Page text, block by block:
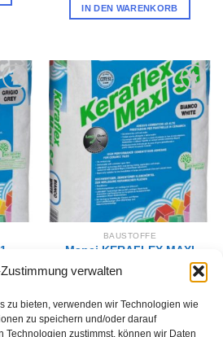
verwalten
zu bieten, verwenden wir Technologien wie
zu speichern und/oder darauf
Technologien zustimmst, können wir Daten
IN DEN WARENKORB
Zur
Wunschliste
hinzufügen
BAUSTOFFE
Mapei KERAFLEX MAXI
S1 23Kg. Weiss
36,00
IN DEN WARENKORB